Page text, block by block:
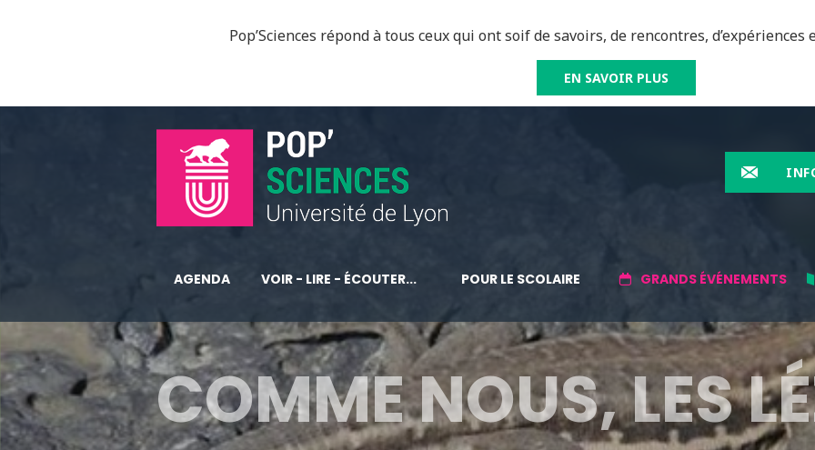
Pop’Sciences répond à tous ceux qui ont soif de savoirs, de rencontres, d’expériences
EN SAVOIR PLUS
AGENDA VOIR - LIRE - ÉCOUTER... POUR LE SCOLAIRE GRANDS ÉVÉNEMENTS
COMME NOUS, LES